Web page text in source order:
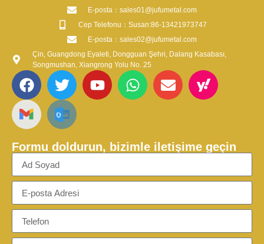
​E-posta​：sales01@jufumetal.com
​Cep Telefonu：Susan:86-13421973747
​E-posta​：sales02@jufumetal.com
Çin, Guangdong Eyaleti, Dongguan Şehri, Dalang Kasabası,
Songmushan, Xiangrong Yolu No. 25
Formu doldurun, bizimle iletişime geçin